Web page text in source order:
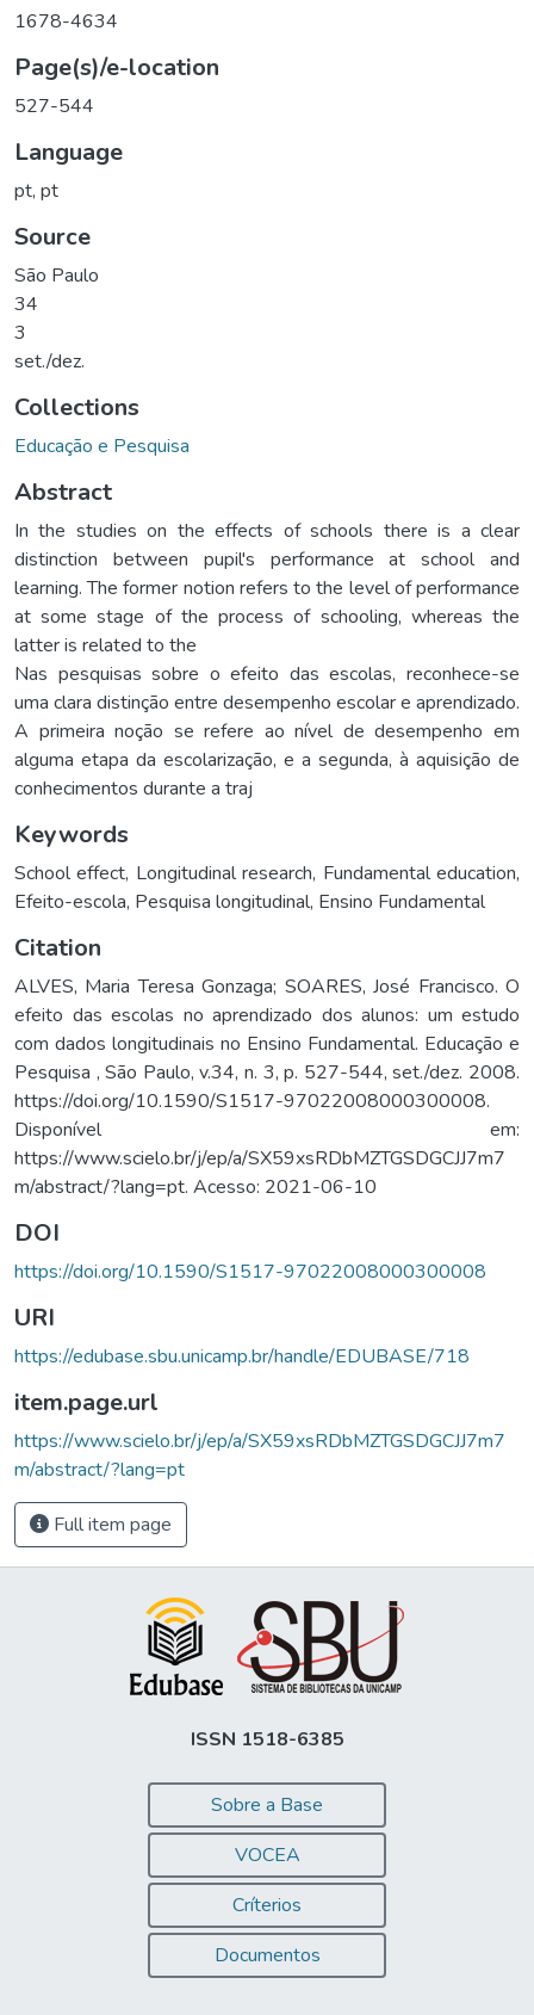
1678-4634
Page(s)/e-location
527-544
Language
pt, pt
Source
São Paulo
34
3
set./dez.
Collections
Educação e Pesquisa
Abstract
In the studies on the effects of schools there is a clear
distinction between pupil's performance at school and
learning. The former notion refers to the level of performance
at some stage of the process of schooling, whereas the
latter is related to the
Nas pesquisas sobre o efeito das escolas, reconhece-se
uma clara distinção entre desempenho escolar e aprendizado.
A primeira noção se refere ao nível de desempenho em
alguma etapa da escolarização, e a segunda, à aquisição de
conhecimentos durante a traj
Keywords
School effect, Longitudinal research, Fundamental education,
Efeito-escola, Pesquisa longitudinal, Ensino Fundamental
Citation
ALVES, Maria Teresa Gonzaga; SOARES, José Francisco. O
efeito das escolas no aprendizado dos alunos: um estudo
com dados longitudinais no Ensino Fundamental. Educação e
Pesquisa , São Paulo, v.34, n. 3, p. 527-544, set./dez. 2008.
https://doi.org/10.1590/S1517-97022008000300008.
Disponível em:
https://www.scielo.br/j/ep/a/SX59xsRDbMZTGSDGCJJ7m7
m/abstract/?lang=pt. Acesso: 2021-06-10
DOI
https://doi.org/10.1590/S1517-97022008000300008
URI
https://edubase.sbu.unicamp.br/handle/EDUBASE/718
item.page.url
https://www.scielo.br/j/ep/a/SX59xsRDbMZTGSDGCJJ7m7
m/abstract/?lang=pt
Full item page
ISSN 1518-6385
Sobre a Base
VOCEA
Críterios
Documentos